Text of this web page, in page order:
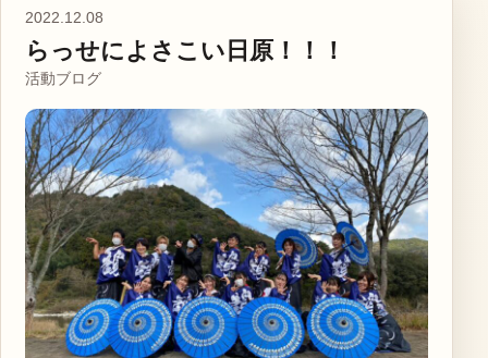
お知らせ
ブログ
メンバー募集
カレンダー
2022.12.08
らっせによさこい日原！！！
活動ブログ